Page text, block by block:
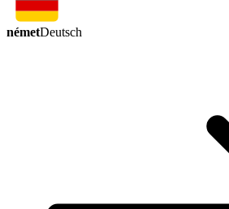
németDeutsch